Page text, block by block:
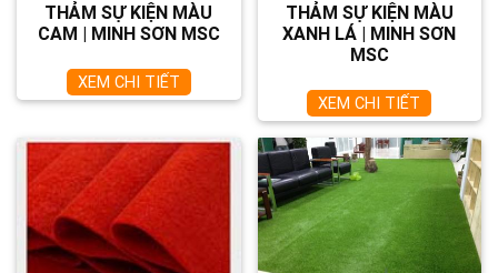
THẢM SỰ KIỆN MÀU
CAM | MINH SƠN MSC
XEM CHI TIẾT
THẢM SỰ KIỆN MÀU
XANH LÁ | MINH SƠN
MSC
XEM CHI TIẾT